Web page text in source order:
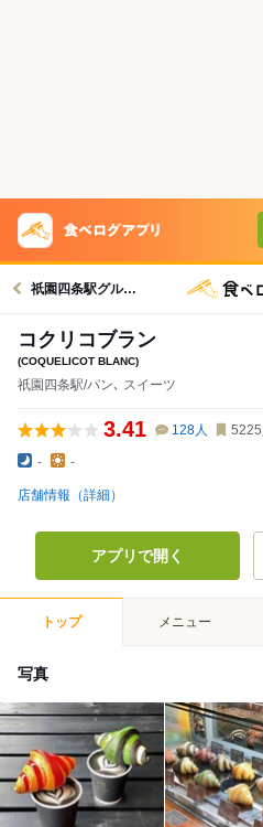
祇園四条駅グルメへ
コクリコブラン
(COQUELICOT BLANC)
祇園四条駅/パン､ スイーツ
3.41 128人 5225
- -
店舗情報（詳細）
アプリで開く
トップ メニュー
写真